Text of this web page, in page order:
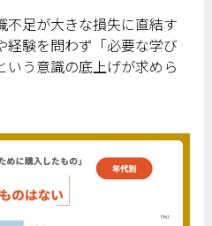
足が大きな損失に直結す
経験を問わず「必要な学び
いう意識の底上げが求めら